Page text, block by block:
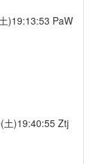
)19:13:53 PaW
土)19:40:55 Ztj